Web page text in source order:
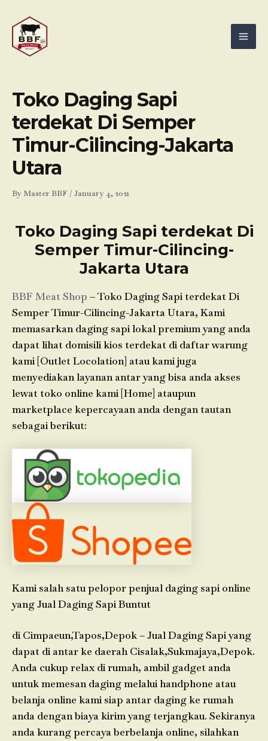
content
Toko Daging Sapi
terdekat Di Semper
Timur-Cilincing-Jakarta
Utara
By Master BBF /January 4, 2021
Toko Daging Sapi terdekat Di
Semper Timur-Cilincing-
Jakarta Utara
BBF Meat Shop – Toko Daging Sapi terdekat Di
Semper Timur-Cilincing-Jakarta Utara, Kami
memasarkan daging sapi lokal premium yang anda
dapat lihat domisili kios terdekat di daftar warung
kami [Outlet Locolation] atau kami juga
menyediakan layanan antar yang bisa anda akses
lewat toko online kami [Home] ataupun
marketplace kepercayaan anda dengan tautan
sebagai berikut:
Kami salah satu pelopor penjual daging sapi online
yang Jual Daging Sapi Buntut
di Cimpaeun,Tapos,Depok – Jual Daging Sapi yang
dapat di antar ke daerah Cisalak,Sukmajaya,Depok.
Anda cukup relax di rumah, ambil gadget anda
untuk memesan daging melalui handphone atau
belanja online kami siap antar daging ke rumah
anda dengan biaya kirim yang terjangkau. Sekiranya
anda kurang percaya berbelanja online, silahkan